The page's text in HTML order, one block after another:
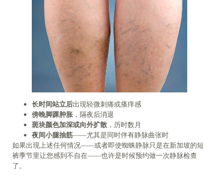
长时间站立后出现轻微刺痛或瘙痒感
傍晚脚踝肿胀 ，隔夜后消退
斑块颜色加深或向外扩散 ，历时数月
夜间小腿抽筋——尤其是同时伴有静脉曲张时
如果出现上述任何情况——或者即使蜘蛛静脉只是在新加坡的短
裤季节里让您感到不自在——也许是时候预约做一次静脉检查
了。